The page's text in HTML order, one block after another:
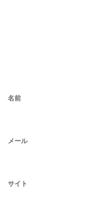
名前
メール
サイト